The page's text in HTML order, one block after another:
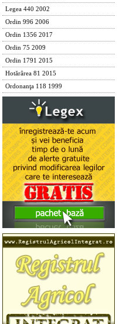
Legea 440 2002
Ordin 996 2006
Ordin 1356 2017
Ordin 75 2009
Ordin 1791 2015
Hotărârea 81 2015
Ordonanţa 118 1999